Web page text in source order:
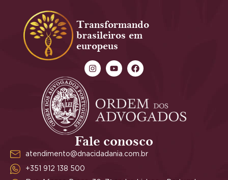
Transformando
brasileiros em
europeus
Fale conosco
atendimento@dnacidadania.com.br
+351 912 138 500